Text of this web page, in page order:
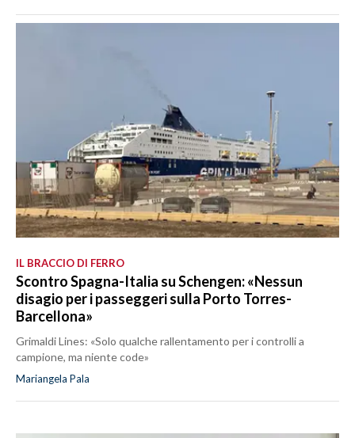
IL BRACCIO DI FERRO
Scontro Spagna-Italia su Schengen: «Nessun
disagio per i passeggeri sulla Porto Torres-
Barcellona»
Grimaldi Lines: «Solo qualche rallentamento per i controlli a
campione, ma niente code»
Mariangela Pala